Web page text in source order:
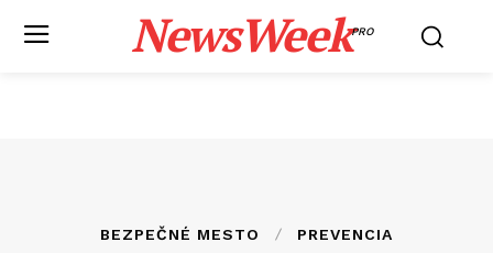
NewsWeekPRO
BEZPEČNÉ MESTO PREVENCIA